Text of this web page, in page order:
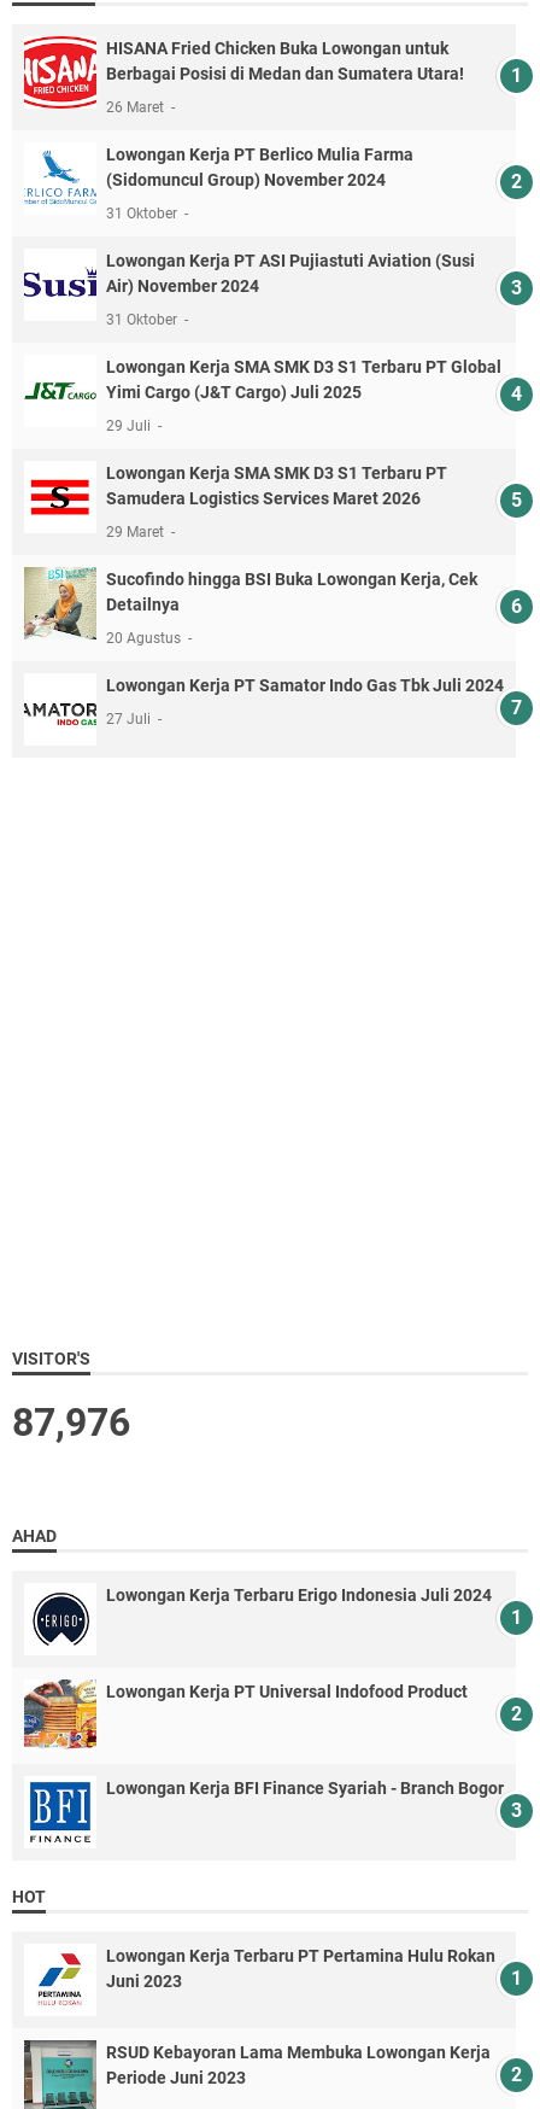
HISANA Fried Chicken Buka Lowongan untuk
Berbagai Posisi di Medan dan Sumatera Utara!
26 Maret
Lowongan Kerja PT Berlico Mulia Farma
(Sidomuncul Group) November 2024
31 Oktober
Lowongan Kerja PT ASI Pujiastuti Aviation (Susi
Air) November 2024
31 Oktober
Lowongan Kerja SMA SMK D3 S1 Terbaru PT Global
Yimi Cargo (J&T Cargo) Juli 2025
29 Juli
Lowongan Kerja SMA SMK D3 S1 Terbaru PT
Samudera Logistics Services Maret 2026
29 Maret
Sucofindo hingga BSI Buka Lowongan Kerja, Cek
Detailnya
20 Agustus
Lowongan Kerja PT Samator Indo Gas Tbk Juli 2024
27 Juli
VISITOR'S
87,976
AHAD
Lowongan Kerja Terbaru Erigo Indonesia Juli 2024
Lowongan Kerja PT Universal Indofood Product
Lowongan Kerja BFI Finance Syariah - Branch Bogor
HOT
Lowongan Kerja Terbaru PT Pertamina Hulu Rokan
Juni 2023
RSUD Kebayoran Lama Membuka Lowongan Kerja
Periode Juni 2023